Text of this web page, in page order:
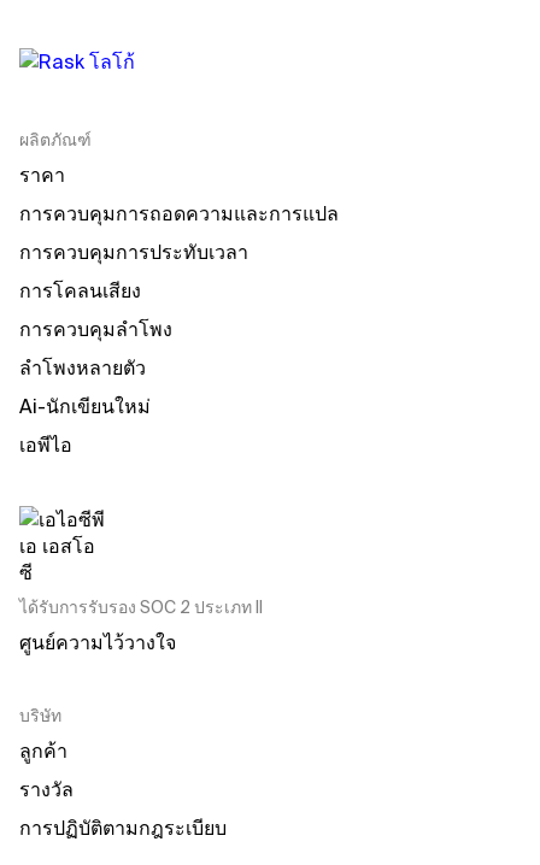
ผลิตภัณฑ์
ราคา
การควบคุมการถอดความและการแปล
การควบคุมการประทับเวลา
การโคลนเสียง
การควบคุมลําโพง
ลําโพงหลายตัว
Ai-นักเขียนใหม่
เอพีไอ
ได้รับการรับรอง SOC 2 ประเภท II
ศูนย์ความไว้วางใจ
บริษัท
ลูกค้า
รางวัล
การปฏิบัติตามกฎระเบียบ